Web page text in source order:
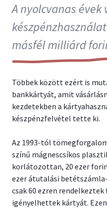
A nyolcvanas évek
másfél milliárd
Többek között ezért is
bankkártyát, amit
kezdetekben a
készpénzfelvétel tette ki.
Az 1993-tól
színű mágnescsíkos
korlátozottan, 20 ezer
ezer átutalási
csak 60 ezren
igényelhettek kártyát.